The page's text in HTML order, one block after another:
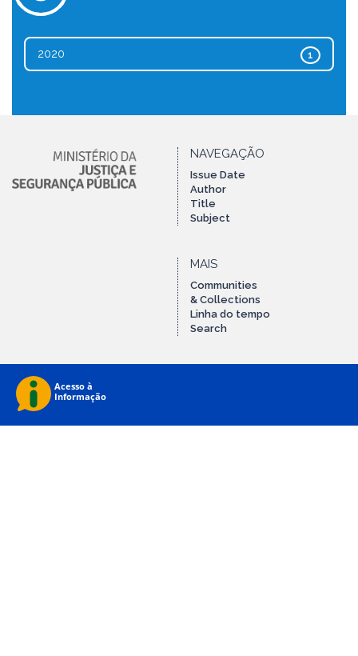
1
2020
NAVEGAÇÃO
Issue Date
Author
Title
Subject
MAIS
Communities
& Collections
Linha do tempo
Search